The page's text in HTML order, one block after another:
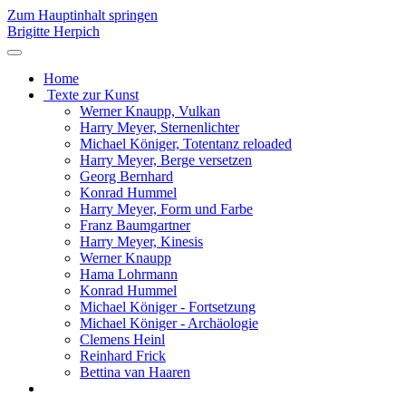
Zum Hauptinhalt springen
Brigitte Herpich
Home
Texte zur Kunst
Werner Knaupp, Vulkan
Harry Meyer, Sternenlichter
Michael Königer, Totentanz reloaded
Harry Meyer, Berge versetzen
Georg Bernhard
Konrad Hummel
Harry Meyer, Form und Farbe
Franz Baumgartner
Harry Meyer, Kinesis
Werner Knaupp
Hama Lohrmann
Konrad Hummel
Michael Königer - Fortsetzung
Michael Königer - Archäologie
Clemens Heinl
Reinhard Frick
Bettina van Haaren